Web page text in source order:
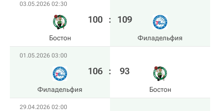
03.05.2026 02:30
Бостон
100 : 109
Филадельфия
01.05.2026 03:00
Филадельфия
106 : 93
Бостон
29.04.2026 02:00